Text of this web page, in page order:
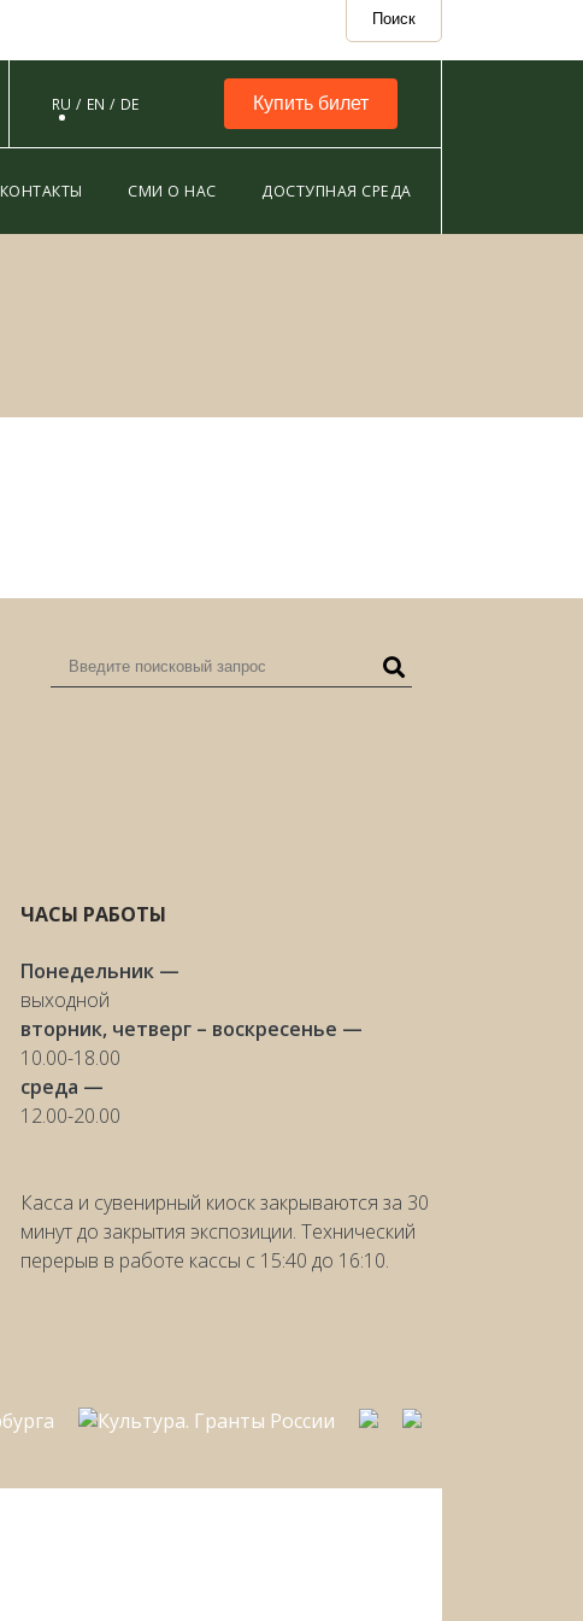
Поиск
RU EN DE Купить билет
КОНТАКТЫ СМИ О НАС ДОСТУПНАЯ СРЕДА
ЧАСЫ РАБОТЫ
Понедельник —
выходной
вторник, четверг – воскресенье —
10.00-18.00
среда —
12.00-20.00
Касса и сувенирный киоск закрываются за 30
минут до закрытия экспозиции. Технический
перерыв в работе кассы с 15:40 до 16:10.